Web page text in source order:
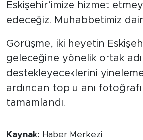
Eskişehir’imize hizmet
edeceğiz. Muhabbetimiz
Görüşme, iki heyetin
geleceğine yönelik ortak
destekleyeceklerini
ardından toplu anı
tamamlandı.
Kaynak: Haber Merkezi